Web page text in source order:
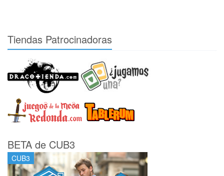
Tiendas Patrocinadoras
BETA de CUB3
CUB3